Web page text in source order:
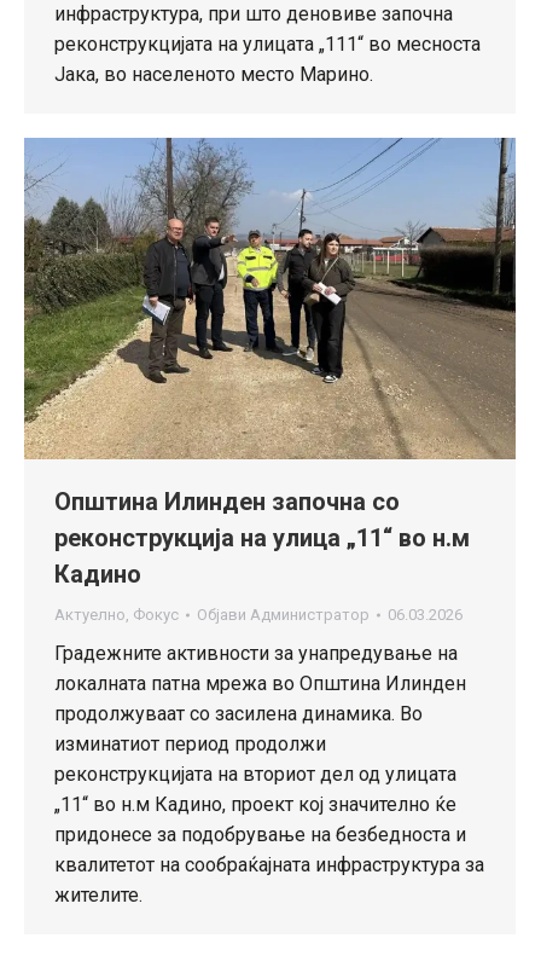
инфраструктура, при што деновиве започна
реконструкцијата на улицата „111“ во месноста
Јака, во населеното место Марино.
Општина Илинден започна со
реконструкција на улица „11“ во н.м
Кадино
Актуелно, Фокус Објави Администратор 06.03.2026
Градежните активности за унапредување на
локалната патна мрежа во Општина Илинден
продолжуваат со засилена динамика. Во
изминатиот период продолжи
реконструкцијата на вториот дел од улицата
„11“ во н.м Кадино, проект кој значително ќе
придонесе за подобрување на безбедноста и
квалитетот на сообраќајната инфраструктура за
жителите.